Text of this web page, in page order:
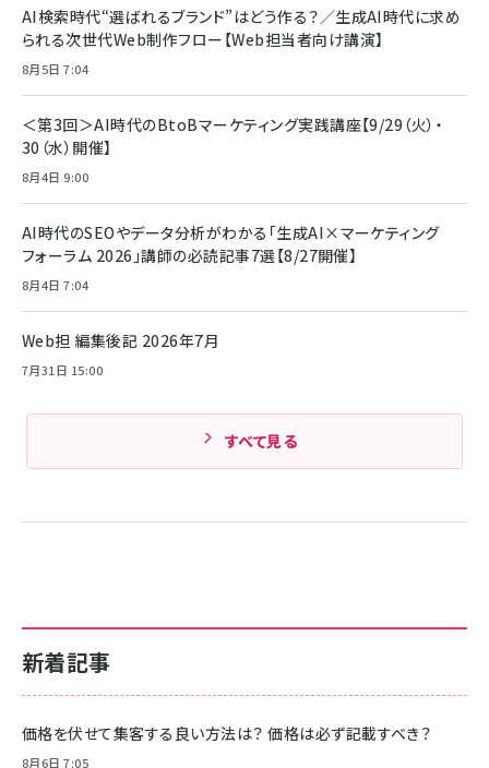
￥880
Amazonランキングをもっと見る
レイヤー
￥6,980
Anker Soundcore P31i (Bluetooth 6.1) 【完
全ワイヤレスイヤホン/アクティブノイズキャンセリ
ング/マルチポイント接続 / 最大50時間再生 / PSE
Anker PowerLine III Flow USB-C & USB-C
ケーブル Anker絡まないケーブル 240W 結束バン
ド付き USB PD対応 シリコン素材採用 iPhone
17 / 16 / 15 / Galaxy iPad Pro MacBook
Amazonランキングをもっと見る
17 / 16 / 15 / Galaxy iPad Pro MacBook
Pro/Air 各種対応 (1.8m ミッドナイトブラック)
￥1,890
キャンペーン】
￥4,857
新着記事
価格を伏せて集客する良い方法は？ 価格は必ず記載すべき？
8月6日 7:05
AI検索時代“選ばれるブランド”はどう作る？／生成AI時代に求め
られる次世代Web制作フロー【Web担当者向け講演】
8月5日 7:04
＜第3回＞AI時代のBtoBマーケティング実践講座【9/29（火）・
30（水）開催】
8月4日 9:00
AI時代のSEOやデータ分析がわかる「生成AI×マーケティング
フォーラム 2026」講師の必読記事7選【8/27開催】
8月4日 7:04
Web担 編集後記 2026年7月
7月31日 15:00
すべて見る